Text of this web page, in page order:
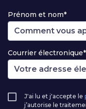
Prénom et nom*
Courrier électronique*
J'ai lu et j'accepte le
j’autorise le